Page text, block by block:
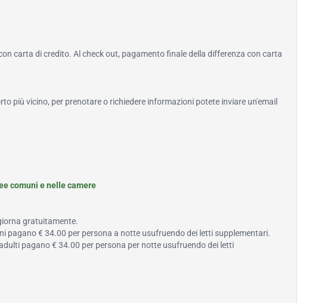
carta di credito. Al check out, pagamento finale della differenza con carta
più vicino, per prenotare o richiedere informazioni potete inviare un'email
comuni e nelle camere
gratuitamente.
pagano € 34.00 per persona a notte usufruendo dei letti supplementari.
pagano € 34.00 per persona per notte usufruendo dei letti